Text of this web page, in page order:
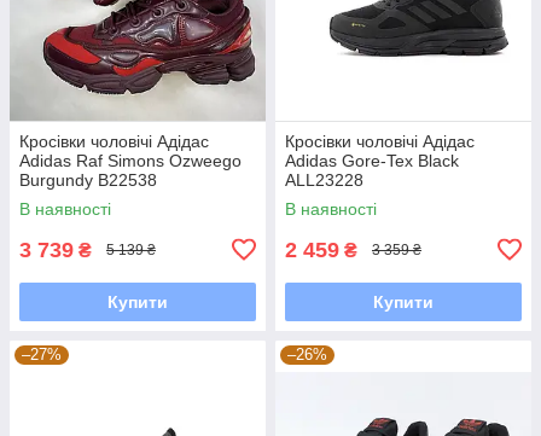
Кросівки чоловічі Адідас
Adidas Raf Simons Ozweego
Burgundy B22538
В наявності
3 739 ₴ 5 139 ₴
Купити
Кросівки чоловічі Адідас
Adidas Gore-Tex Black
ALL23228
В наявності
2 459 ₴ 3 359 ₴
Купити
–27% –26%